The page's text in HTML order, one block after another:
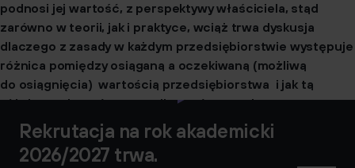
podnosi jej wartość, z perspektywy właściciela, stąd
zarówno w teorii, jak i praktyce, wciąż trwa dyskusja
dlaczego z zasady w każdym przedsiębiorstwie występuje
różnica pomiędzy osiąganą a oczekiwaną (możliwą
do osiągnięcia) wartością przedsiębiorstwa i jak tą
różnicę zmierzyć oraz analizować w czasie.
Rekrutacja na rok akademicki
2026/2027 trwa.